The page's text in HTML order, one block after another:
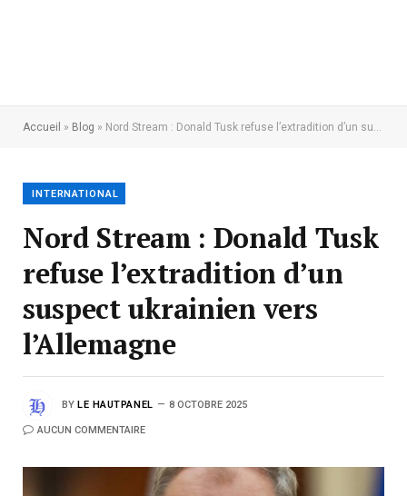
Accueil » Blog » Nord Stream : Donald Tusk refuse l’extradition d’un suspect ukrainien vers l’Allemagne
INTERNATIONAL
Nord Stream : Donald Tusk
refuse l’extradition d’un
suspect ukrainien vers
l’Allemagne
BY LE HAUTPANEL 8 OCTOBRE 2025
AUCUN COMMENTAIRE